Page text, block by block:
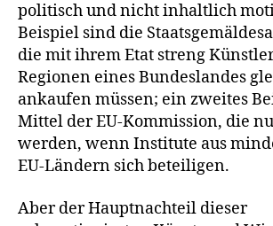
politisch und nicht inhaltlich
Beispiel sind die
die mit ihrem Etat streng
Regionen eines Bundeslandes
ankaufen müssen; ein zweites
Mittel der EU-Kommission, die
werden, wenn Institute aus
EU-Ländern sich beteiligen.
Aber der Hauptnachteil dieser